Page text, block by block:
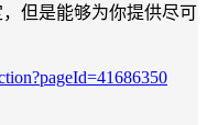
但是能够为你提供尽可